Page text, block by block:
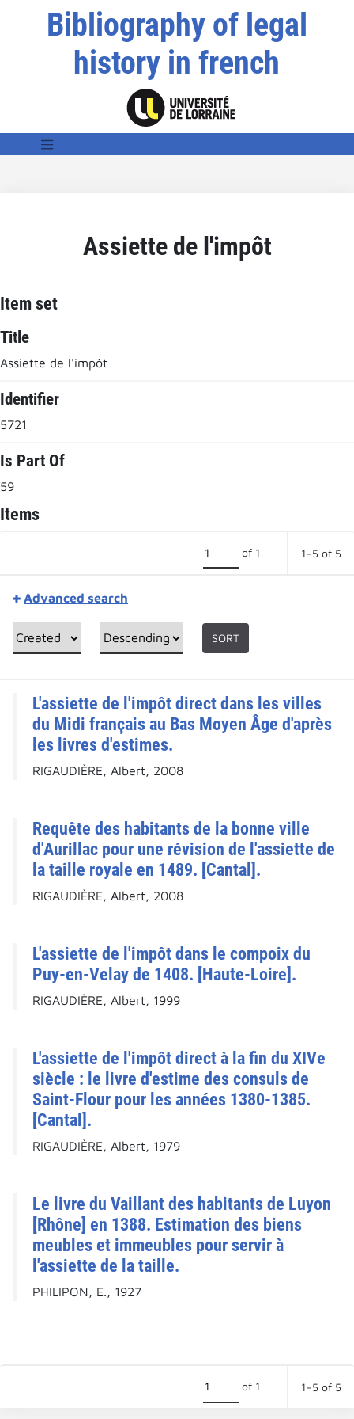
Bibliography of legal
history in french
Assiette de l'impôt
Item set
Title
Assiette de l'impôt
Identifier
5721
Is Part Of
59
Items
of 1 1–5 of 5
Advanced search
SORT
L'assiette de l'impôt direct dans les villes
du Midi français au Bas Moyen Âge d'après
les livres d'estimes.
RIGAUDIÈRE, Albert, 2008
Requête des habitants de la bonne ville
d'Aurillac pour une révision de l'assiette de
la taille royale en 1489. [Cantal].
RIGAUDIÈRE, Albert, 2008
L'assiette de l'impôt dans le compoix du
Puy-en-Velay de 1408. [Haute-Loire].
RIGAUDIÈRE, Albert, 1999
L'assiette de l'impôt direct à la fin du XIVe
siècle : le livre d'estime des consuls de
Saint-Flour pour les années 1380-1385.
[Cantal].
RIGAUDIÈRE, Albert, 1979
Le livre du Vaillant des habitants de Luyon
[Rhône] en 1388. Estimation des biens
meubles et immeubles pour servir à
l'assiette de la taille.
PHILIPON, E., 1927
of 1 1–5 of 5